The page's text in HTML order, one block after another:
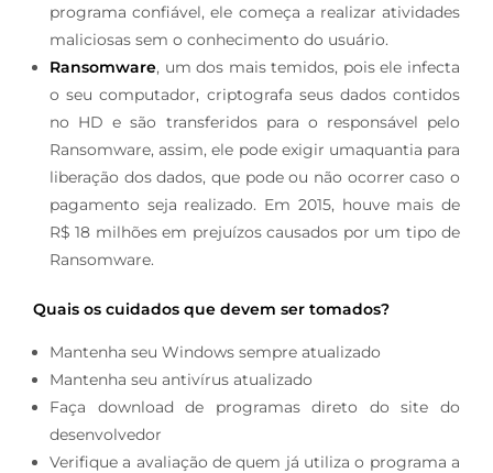
programa confiável, ele começa a realizar atividades
maliciosas sem o conhecimento do usuário.
Ransomware, um dos mais temidos, pois ele infecta
o seu computador, criptografa seus dados contidos
no HD e são transferidos para o responsável pelo
Ransomware, assim, ele pode exigir umaquantia para
liberação dos dados, que pode ou não ocorrer caso o
pagamento seja realizado. Em 2015, houve mais de
R$ 18 milhões em prejuízos causados por um tipo de
Ransomware.
Quais os cuidados que devem ser tomados?
Mantenha seu Windows sempre atualizado
Mantenha seu antivírus atualizado
Faça download de programas direto do site do
desenvolvedor
Verifique a avaliação de quem já utiliza o programa a